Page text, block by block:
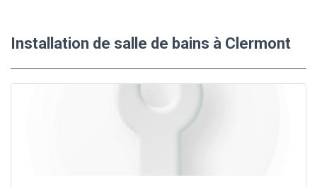
Installation de salle de bains à Clermont